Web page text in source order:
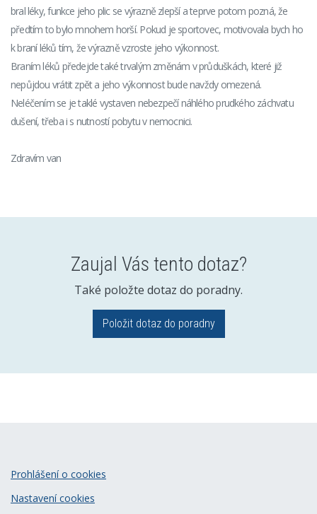
bral léky, funkce jeho plic se výrazně zlepší a teprve potom pozná, že
předtím to bylo mnohem horší. Pokud je sportovec, motivovala bych ho
k braní léků tím, že výrazně vzroste jeho výkonnost.
Braním léků předejde také trvalým změnám v průduškách, které již
nepůjdou vrátit zpět a jeho výkonnost bude navždy omezená.
Neléčením se je taklé vystaven nebezpečí náhlého prudkého záchvatu
dušení, třeba i s nutností pobytu v nemocnici.
Zdravím van
Zaujal Vás tento dotaz?
Také položte dotaz do poradny.
Položit dotaz do poradny
Prohlášení o cookies
Nastavení cookies